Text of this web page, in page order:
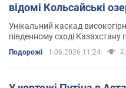
відомі Кольсайські
Унікальний каскад
південному сході
мандрівників первозданною
Подорожі 1.06.2026 11:24